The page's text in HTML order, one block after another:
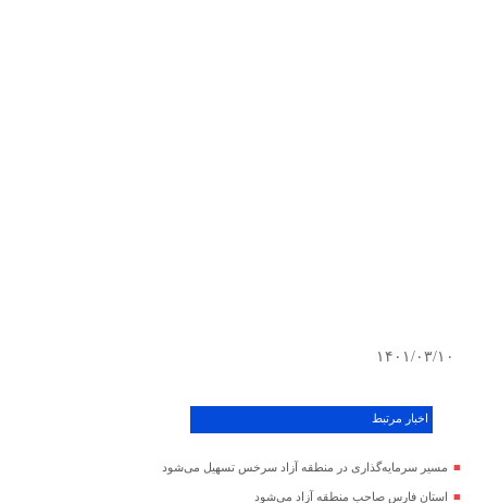
۱۴۰۱/۰۳/۱۰
اخبار مرتبط
مسیر سرمایه‌گذاری در منطقه آزاد سرخس تسهیل می‌شود
استان فارس صاحب منطقه آزاد می‌شود